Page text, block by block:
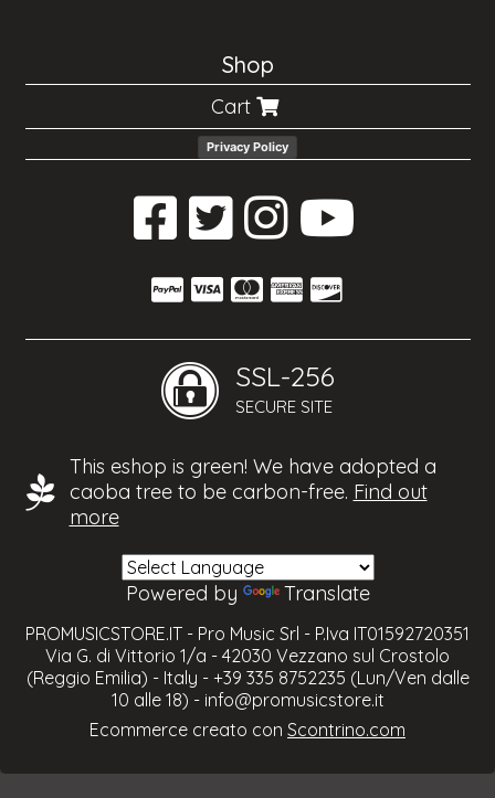
Shop
Cart
Privacy Policy
SSL-256
SECURE SITE
This eshop is green! We have adopted a
caoba tree to be carbon-free. Find out
more
Powered by Translate
PROMUSICSTORE.IT - Pro Music Srl - P.Iva IT01592720351
Via G. di Vittorio 1/a - 42030 Vezzano sul Crostolo
(Reggio Emilia) - Italy - +39 335 8752235 (Lun/Ven dalle
10 alle 18) - info@promusicstore.it
Ecommerce creato con Scontrino.com